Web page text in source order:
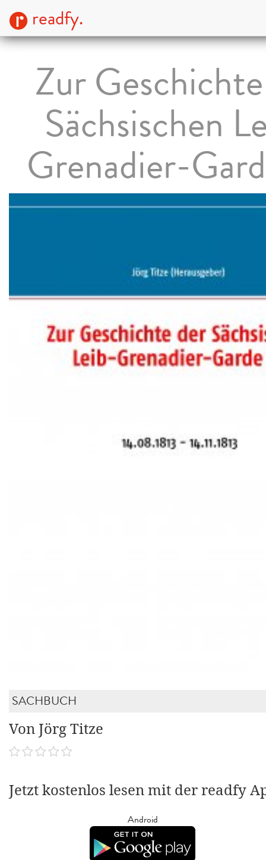
readfy.
Zur
Sächsischen
Grenadier-
SACHBUCH
Von Jörg Titze
Jetzt kostenlos lesen mit der readfy
Android